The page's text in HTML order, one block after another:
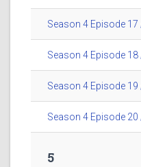
Season 4 Episode
Season 4 Episode
Season 4 Episode
Season 4 Episode
5